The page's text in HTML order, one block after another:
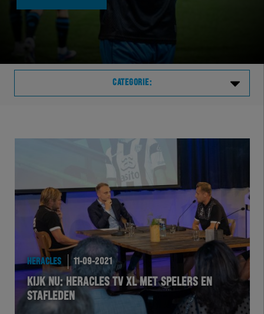
CATEGORIE:
HERVOL
HEREXC
EXCHER
HERACLES 11-09-2021
KIJK NU: HERACLES TV XL MET SPELERS EN
STAFLEDEN